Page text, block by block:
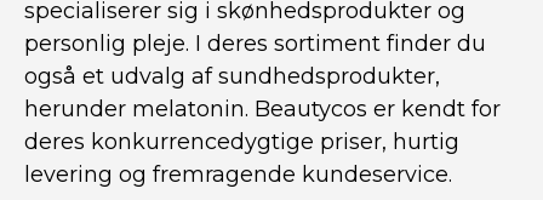
specialiserer sig i skønhedsprodukter og
personlig pleje. I deres sortiment finder du
også et udvalg af sundhedsprodukter,
herunder melatonin. Beautycos er kendt for
deres konkurrencedygtige priser, hurtig
levering og fremragende kundeservice.